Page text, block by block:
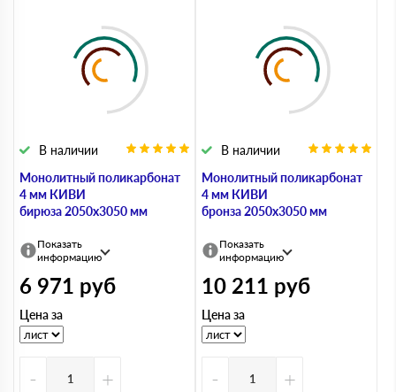
Монолитный поликарбонат
4 мм КИВИ
бирюза 2050х3050 мм
В наличии
Показать
информацию
6 971 руб
Цена за
- +
Монолитный поликарбонат
4 мм КИВИ
бронза 2050х3050 мм
В наличии
Показать
информацию
10 211 руб
Цена за
- +